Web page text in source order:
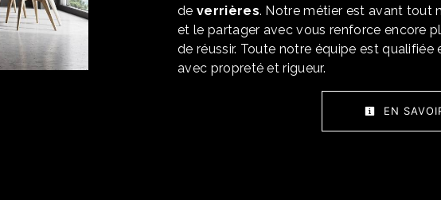
de verrières. Notre métier est avant tout
et le partager avec vous renforce encore
de réussir. Toute notre équipe est qualifiée
avec propreté et rigueur.
EN